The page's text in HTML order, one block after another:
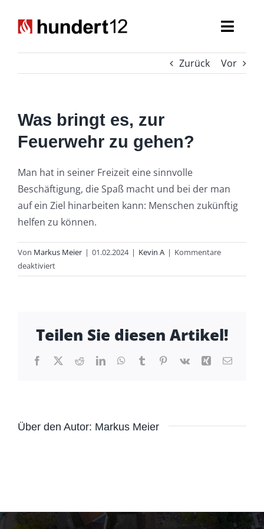
Inhalt
Spezialaufgaben
Seniorenabteilung
Nachwuchs
Zurück Vor
Was bringt es, zur
Feuerwehr zu gehen?
Man hat in seiner Freizeit eine sinnvolle
Beschäftigung, die Spaß macht und bei der man
auf ein Ziel hinarbeiten kann: Menschen zukünftig
helfen zu können.
Von Markus Meier | 01.02.2024 | Kevin A | Kommentare
deaktiviertfür
Was
Feuerwehr
gehen?
Teilen Sie diesen Artikel!
Facebook
X RedditLinkedInWhatsApp
TumblrPinterest
Vk Xing E-
Über den Autor: Markus Meier